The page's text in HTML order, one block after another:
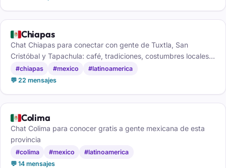
🇲🇽Chiapas
Chat Chiapas para conectar con gente de Tuxtla, San
Cristóbal y Tapachula: café, tradiciones, costumbres locales y
amistad sin registro.
#chiapas #mexico
#latinoamerica
💬 22 mensajes
🇲🇽Colima
Chat Colima para conocer gratis a gente mexicana de esta
provincia
#colima #mexico
#latinoamerica
💬 14 mensajes